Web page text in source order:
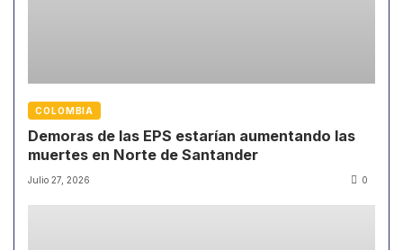
COLOMBIA
Demoras de las EPS estarían aumentando las
muertes en Norte de Santander
Julio 27, 2026 0